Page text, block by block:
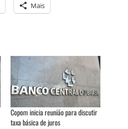
Mais
Copom inicia reunião para discutir
taxa básica de juros